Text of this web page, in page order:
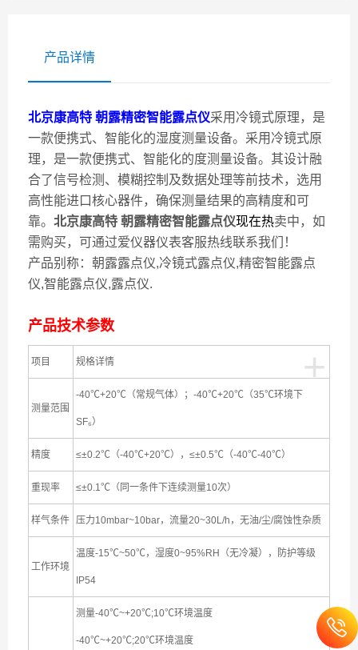
产品详情
北京康高特 朝露精密智能露点仪采用冷镜式原理，是
一款便携式、智能化的湿度测量设备。采用冷镜式原
理，是一款便携式、智能化的度测量设备。其设计融
合了信号检测、模糊控制及数据处理等前技术，选用
高性能进口核心器件，确保测量结果的高精度和可
靠。 北京康高特 朝露精密智能露点仪现在热卖中，如
需购买，可通过爱仪器仪表客服热线联系我们！
产品别称：朝露露点仪,冷镜式露点仪,精密智能露点
仪,智能露点仪,露点仪.
产品技术参数
+
项目 规格详情
测量范围
-40℃+20℃（常规气体）；-40℃+20℃（35℃环境下
SF₆）
精度 ≤±0.2℃（-40℃+20℃），≤±0.5℃（-40℃-40℃）
重现率 ≤±0.1℃（同一条件下连续测量10次）
样气条件 压力10mbar~10bar，流量20~30L/h，无油/尘/腐蚀性杂质
工作环境
温度-15℃~50℃，湿度0~95%RH（无冷凝），防护等级
IP54
测量-40℃~+20℃;10℃环境温度
-40℃~+20℃;20℃环境温度